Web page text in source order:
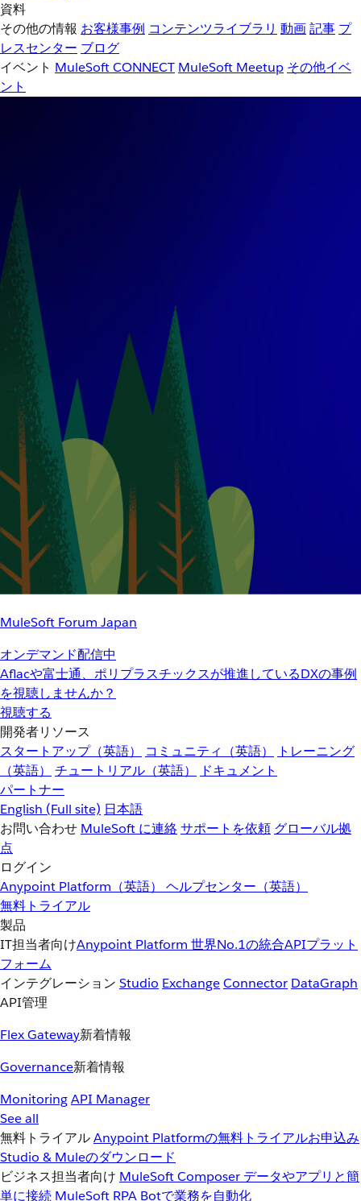
資料
その他の情報 お客様事例 コンテンツライブラリ 動画記事 プ
レスセンター ブログ
イベント MuleSoft CONNECT MuleSoft Meetup その他イベ
ント
MuleSoft Forum Japan
オンデマンド配信中
Aflacや富士通、ポリプラスチックスが推進しているDXの事例
を視聴しませんか？
視聴する
開発者リソース
スタートアップ（英語）
コミュニティ（英語）
トレーニング
（英語）
チュートリアル（英語）
ドキュメント
パートナー
English (Full site) 日本語
お問い合わせ MuleSoft に連絡サポートを依頼 グローバル拠
点
ログイン
Anypoint Platform（英語） ヘルプセンター（英語）
無料トライアル
製品
IT担当者向けAnypoint Platform 世界No.1の統合APIプラット
フォーム
インテグレーション Studio ExchangeConnector DataGraph
API管理
Flex Gateway新着情報
Governance新着情報
MonitoringAPI Manager
See all
無料トライアルAnypoint Platformの無料トライアルお申込み
Studio & Muleのダウンロード
ビジネス担当者向け MuleSoft Composer データやアプリと簡
単に接続 MuleSoft RPA Botで業務を自動化